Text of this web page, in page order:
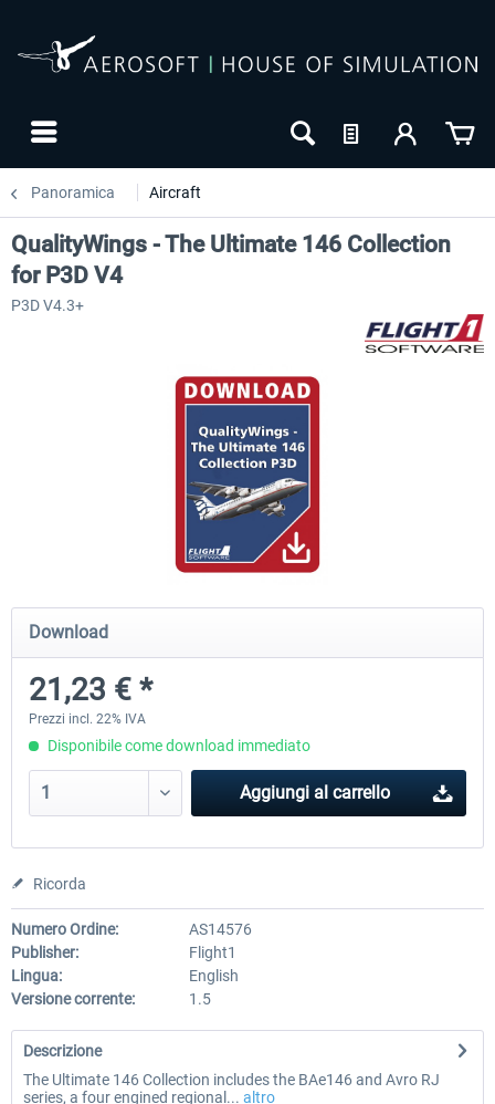
Panoramica Aircraft
QualityWings - The Ultimate 146 Collection
for P3D V4
P3D V4.3+
Download
21,23 € *
Prezzi incl. 22% IVA
Disponibile come download immediato
Aggiungi al carrello
Ricorda
Numero Ordine:
AS14576
Publisher:
Flight1
Lingua:
English
Versione corrente:
1.5
Descrizione
The Ultimate 146 Collection includes the BAe146 and Avro RJ
series, a four engined regional... altro